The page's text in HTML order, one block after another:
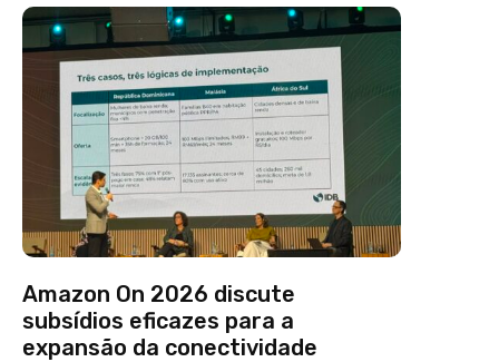
Amazon On 2026 discute
subsídios eficazes para a
expansão da conectividade